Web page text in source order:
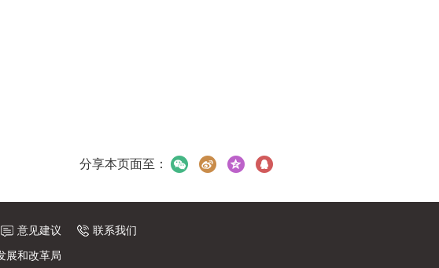
分享本页面至：
意见建议 联系我们
展和改革局